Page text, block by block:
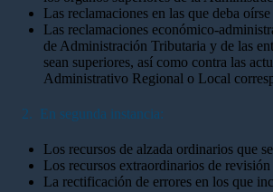
Las reclamaciones en las que deba
Las reclamaciones económico-
de Administración Tributaria y de las
sean superiores, así como contra las
Administrativo Regional o Local
2. En segunda instancia:
Los recursos de alzada ordinarios que
Los recursos extraordinarios de
La rectificación de errores en los que